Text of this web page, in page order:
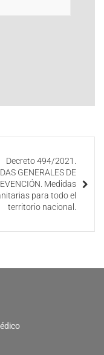
Decreto 494/2021.
GENERALES DE
Medidas
para todo el
territorio nacional.